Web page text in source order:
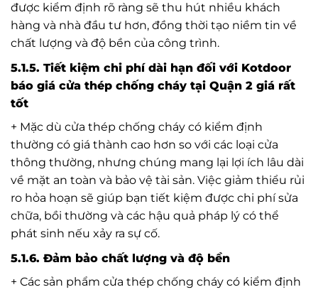
được kiểm định rõ ràng sẽ thu hút nhiều khách
hàng và nhà đầu tư hơn, đồng thời tạo niềm tin về
chất lượng và độ bền của công trình.
5.1.5. Tiết kiệm chi phí dài hạn đối với Kotdoor
báo giá cửa thép chống cháy tại Quận 2 giá rất
tốt
+ Mặc dù cửa thép chống cháy có kiểm định
thường có giá thành cao hơn so với các loại cửa
thông thường, nhưng chúng mang lại lợi ích lâu dài
về mặt an toàn và bảo vệ tài sản. Việc giảm thiểu rủi
ro hỏa hoạn sẽ giúp bạn tiết kiệm được chi phí sửa
chữa, bồi thường và các hậu quả pháp lý có thể
phát sinh nếu xảy ra sự cố.
5.1.6. Đảm bảo chất lượng và độ bền
+ Các sản phẩm cửa thép chống cháy có kiểm định